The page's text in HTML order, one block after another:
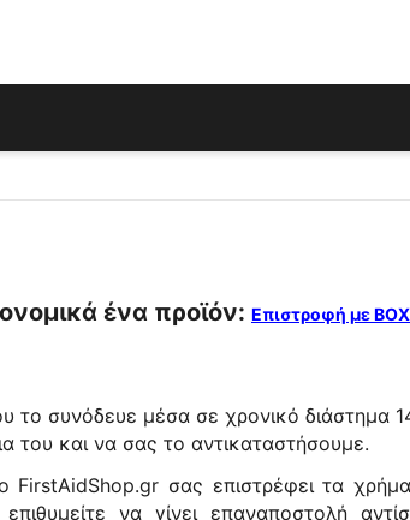
ένα προϊόν: Επιστροφή με
το συνόδευε μέσα σε χρονικό
του και να σας το αντικαταστήσουμε.
σας επιστρέφει τα
να γίνει επαναποστολή